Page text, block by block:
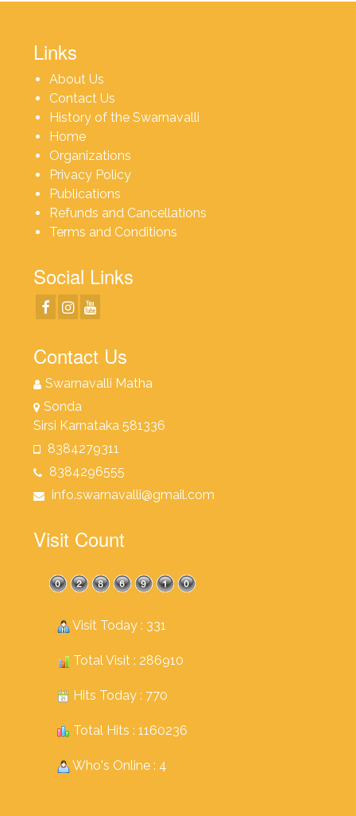
Links
About Us
Contact Us
History of the Swarnavalli
Home
Organizations
Privacy Policy
Publications
Refunds and Cancellations
Terms and Conditions
Social Links
Contact Us
Swarnavalli Matha
Sonda
Sirsi Karnataka 581336
8384279311
8384296555
info.swarnavalli@gmail.com
Visit Count
Visit Today : 331
Total Visit : 286910
Hits Today : 770
Total Hits : 1160236
Who's Online : 4